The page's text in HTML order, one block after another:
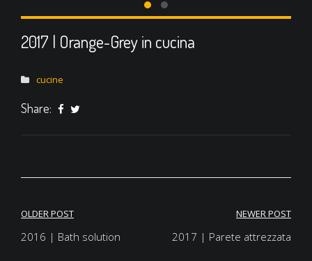
2017 | Orange-Grey in cucina
cucine
Share:
Navigazione
OLDER POST
2016 | Bath solution
NEWER POST
2017 | Parete attrezzata